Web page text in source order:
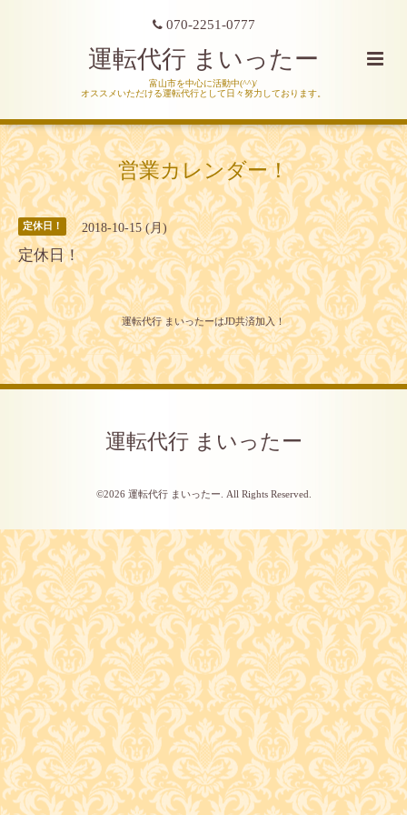
070-2251-0777
運転代行 まいったー
富山市を中心に活動中(^^)/
オススメいただける運転代行として日々努力しております。
営業カレンダー！
定休日！ 2018-10-15 (月)
定休日！
運転代行 まいったーはJD共済加入！
運転代行 まいったー
©2026 運転代行 まいったー . All Rights Reserved.